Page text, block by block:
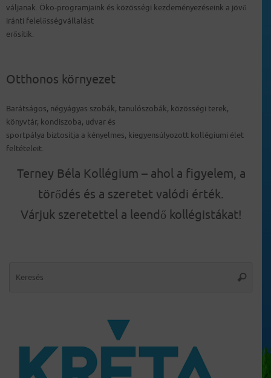
váljanak. Öko-programjaink és közösségi kezdeményezéseink a jövő
iránti felelősségvállalást
erősítik.
Otthonos környezet
Barátságos, négyágyas szobák, tanulószobák, közösségi terek,
könyvtár, kondiszoba, udvar és
sportpálya biztosítja a kényelmes, kiegyensúlyozott kollégiumi élet
feltételeit.
Terney Béla Kollégium – ahol a figyelem, a
törődés és a szeretet valódi érték.
Várjuk szeretettel a leendő kollégistákat!
Keresés